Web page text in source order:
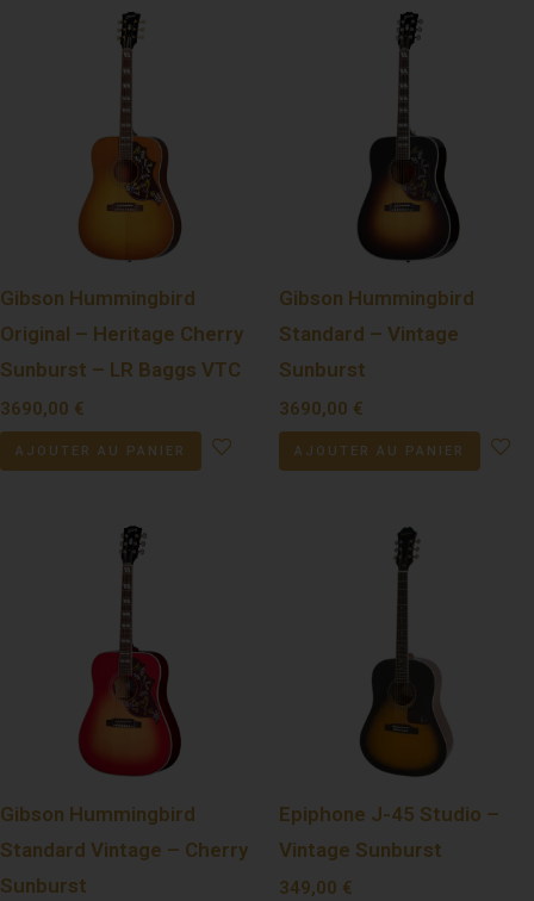
Gibson Hummingbird
Original – Heritage Cherry
Sunburst – LR Baggs VTC
3690,00 €
AJOUTER AU PANIER
Gibson Hummingbird
Standard – Vintage
Sunburst
3690,00 €
AJOUTER AU PANIER
Gibson Hummingbird
Standard Vintage – Cherry
Sunburst
Epiphone J-45 Studio –
Vintage Sunburst
349,00 €